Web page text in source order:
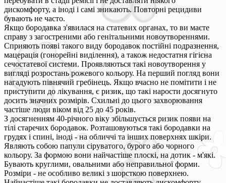
дискомфорту, а іноді і самі зникають. Повторні рецидиви
бувають не часто.
Якщо бородавка з'явилася на статевих органах, то ви маєте
справу з загостреними або генітальними новоутвореннями.
Сприяють появі такого виду бородавок постійні подразнення,
мацерація (гонорейні виділення), а також недостатня гігієна
сечостатевої системи. Проявляються такі новоутворення у
вигляді розростань рожевого кольору. На перший погляд вони
нагадують півнячий гребінець. Якщо вчасно не помітити і не
приступити до лікування, є ризик, що такі нарости досягнуто
досить значних розмірів. Схильні до цього захворювання
частіше люди віком від 25 до 45 років.
З досягненням 40-річного віку збільшується ризик появи на
тілі старечих бородавок. Розташовуються такі бородавки на
грудях і спині, іноді - на обличчі та інших поверхнях шкіри.
Являють собою папули сіруватого, бурого або чорного
кольору. За формою вони найчастіше плоскі, на дотик - м'які.
Бувають круглими, овальними або неправильної форми.
Розміри - не особливо великі з шорсткою поверхнею.